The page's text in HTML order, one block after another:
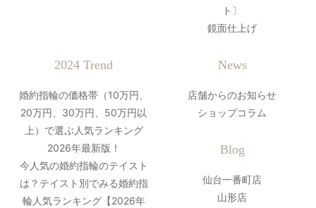
ト〕
鏡面仕上げ
2024 Trend
婚約指輪の価格帯（10万円、
20万円、30万円、50万円以
上）で選ぶ人気ランキング
2026年最新版！
今人気の婚約指輪のテイスト
は？テイスト別でみる婚約指
輪人気ランキング【2026年
News
店舗からのお知らせ
ショップコラム
Blog
仙台一番町店
山形店